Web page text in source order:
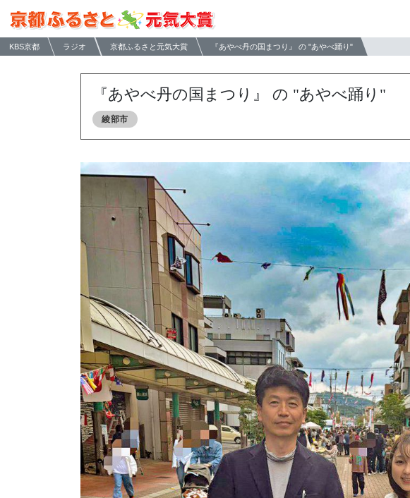
KBS京都 ラジオ 京都ふるさと元気大賞 『あやべ丹の国まつり』 の "あやべ踊り"
『あやべ丹の国まつり』 の "あやべ踊り"
綾部市